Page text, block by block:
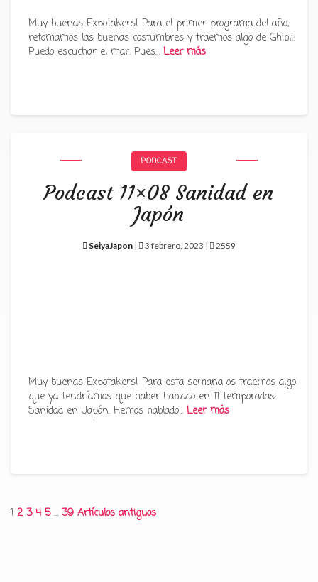
Muy buenas Expotakers! Para el primer programa del año,
retomamos las buenas costumbres y traemos algo de Ghibli:
Puedo escuchar el mar. Pues… Leer más
PODCAST
Podcast 11×08 Sanidad en
Japón
SeiyaJapon | 3 febrero, 2023 | 2559
Muy buenas Expotakers! Para esta semana os traemos algo
que ya tendríamos que haber hablado en 11 temporadas:
Sanidad en Japón. Hemos hablado… Leer más
Paginación
1 2 3 4 5 … 39 Artículos antiguos